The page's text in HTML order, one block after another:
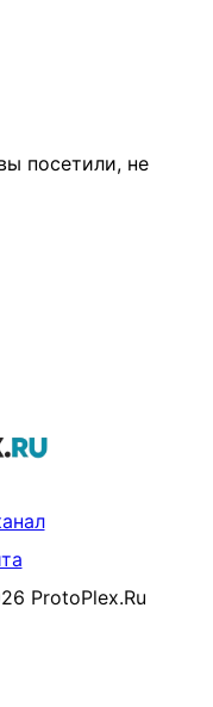
посетили, не
ProtoPlex.Ru